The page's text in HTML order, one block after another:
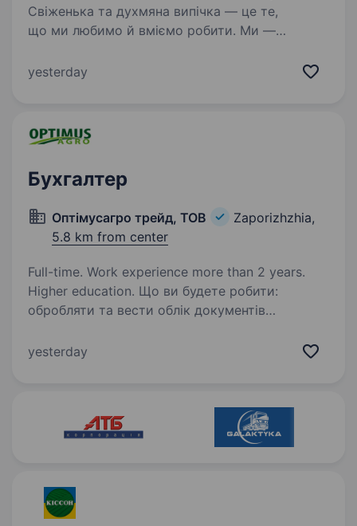
Свіженька та духмяна випічка — це те,
що ми любимо й вміємо робити. Ми —
працюємо на ринку понад 15 років, постійно
yesterday
Бухгалтер
Оптімусагро трейд, ТОВ
Zaporizhzhia,
5.8 km from center
Full-time. Work experience more than 2 years.
Higher education. Що ви будете робити:
обробляти та вести облік документів
підприємства, вводити в експлуатацію
yesterday